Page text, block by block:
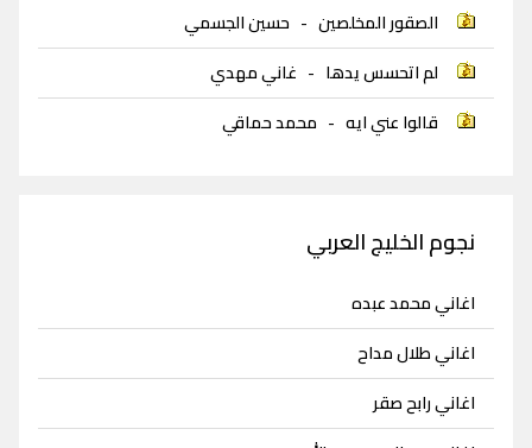
الصقور المخلصين - حسين الجسمي
لم اتحسس يدها - غاني مهدي
قالوا عني ايه - محمد حماقي
نجوم الخليج العربي
اغاني محمد عبده
اغاني طلال مداح
اغاني رابح صقر